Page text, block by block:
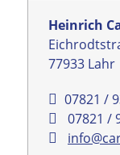
Heinrich
77933 Lahr
07821 /
07821 /